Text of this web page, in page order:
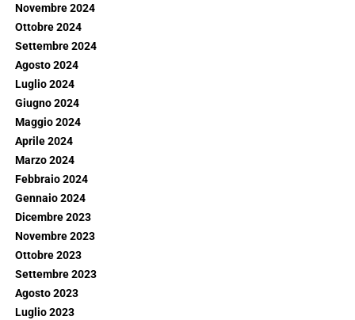
Novembre 2024
Ottobre 2024
Settembre 2024
Agosto 2024
Luglio 2024
Giugno 2024
Maggio 2024
Aprile 2024
Marzo 2024
Febbraio 2024
Gennaio 2024
Dicembre 2023
Novembre 2023
Ottobre 2023
Settembre 2023
Agosto 2023
Luglio 2023